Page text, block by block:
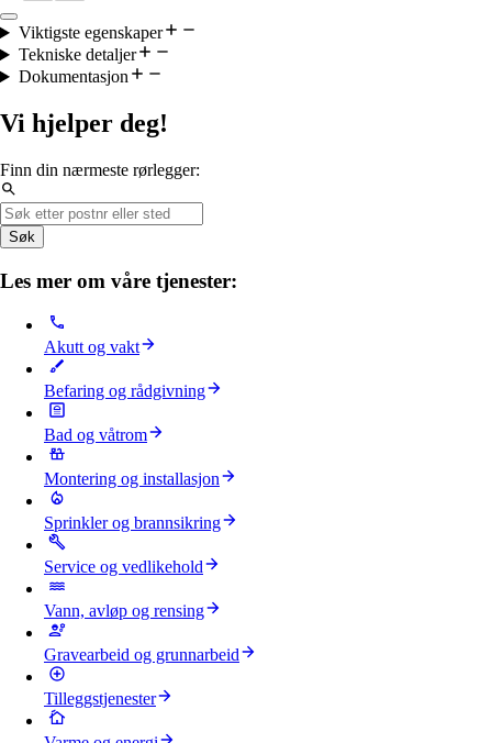
Viktigste egenskaper
Tekniske detaljer
Dokumentasjon
Vi hjelper deg!
Finn din nærmeste rørlegger:
Søk
Les mer om våre tjenester:
Akutt og vakt
Befaring og rådgivning
Bad og våtrom
Montering og installasjon
Sprinkler og brannsikring
Service og vedlikehold
Vann, avløp og rensing
Gravearbeid og grunnarbeid
Tilleggstjenester